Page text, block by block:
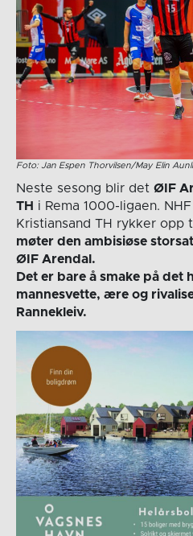
Foto: Jan Espen Thorvilsen/May Elin Aunli
Neste sesong blir det ØIF
TH i Rema 1000-ligaen.
Kristiansand TH rykker opp
møter den ambisiøse
ØIF Arendal.
Det er bare å smake på det
mannesvette, ære og
Rannekleiv.